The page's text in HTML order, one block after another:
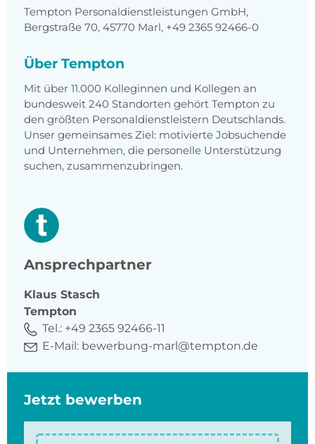
Tempton Personaldienstleistungen GmbH,
Bergstraße 70, 45770 Marl, +49 2365 92466-0
Über Tempton
Mit über 11.000 Kolleginnen und Kollegen an
bundesweit 240 Standorten gehört Tempton zu
den größten Personaldienstleistern Deutschlands.
Unser gemeinsames Ziel: motivierte Jobsuchende
und Unternehmen, die personelle Unterstützung
suchen, zusammenzubringen.
Ansprechpartner
Klaus Stasch
Tempton
Tel.: +49 2365 92466-11
E-Mail: bewerbung-marl@tempton.de
Jetzt bewerben